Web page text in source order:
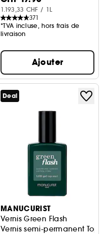
1.193,33 CHF / 1L
371
*TVA incluse, hors frais de
livraison
Ajouter
Deal
MANUCURIST
Vernis Green Flash
Vernis semi-permanent Top